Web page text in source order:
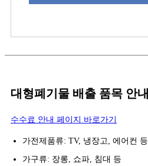
대형폐기물 배출 품목 안내
수수료 안내 페이지 바로가기
가전제품류: TV, 냉장고, 에어컨 등
가구류: 장롱, 쇼파, 침대 등